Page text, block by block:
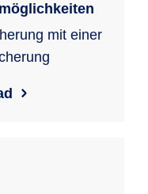
mit einer